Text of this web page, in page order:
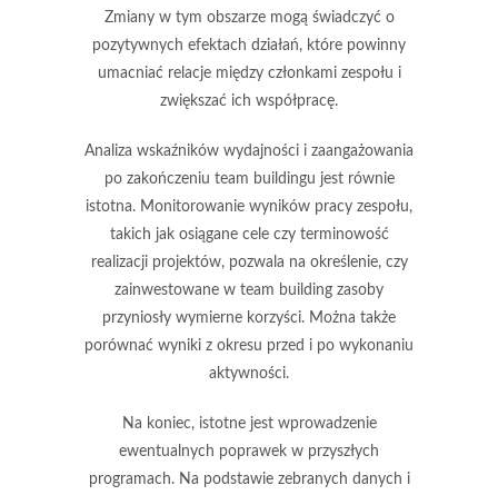
Zmiany w tym obszarze mogą świadczyć o
pozytywnych efektach działań, które powinny
umacniać relacje między członkami zespołu i
zwiększać ich współpracę.
Analiza wskaźników wydajności i zaangażowania
po zakończeniu team buildingu jest równie
istotna. Monitorowanie wyników pracy zespołu,
takich jak osiągane cele czy terminowość
realizacji projektów, pozwala na określenie, czy
zainwestowane w team building zasoby
przyniosły wymierne korzyści. Można także
porównać wyniki z okresu przed i po wykonaniu
aktywności.
Na koniec, istotne jest wprowadzenie
ewentualnych poprawek w przyszłych
programach. Na podstawie zebranych danych i